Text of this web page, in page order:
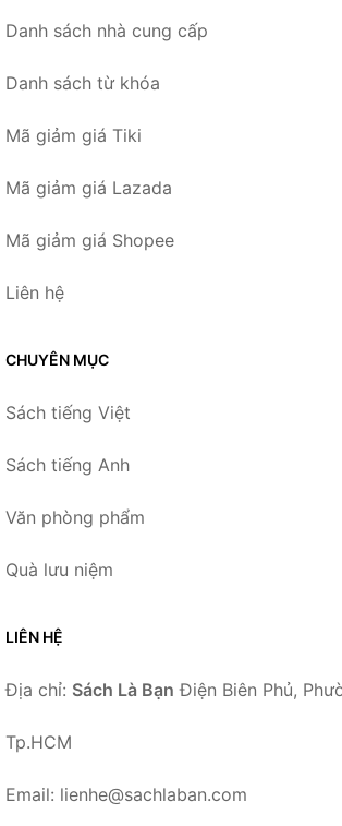
Danh sách nhà cung cấp
Danh sách từ khóa
Mã giảm giá Tiki
Mã giảm giá Lazada
Mã giảm giá Shopee
Liên hệ
CHUYÊN MỤC
Sách tiếng Việt
Sách tiếng Anh
Văn phòng phẩm
Quà lưu niệm
LIÊN HỆ
Địa chỉ: Sách Là Bạn Điện Biên Phủ,
Tp.HCM
Email: lienhe@sachlaban.com